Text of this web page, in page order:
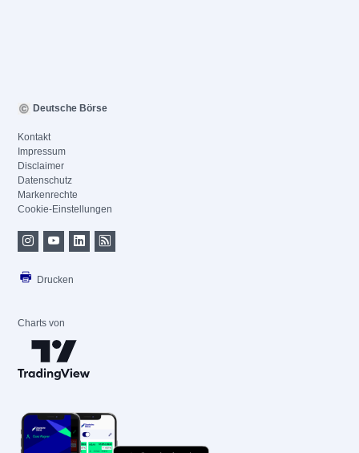
Deutsche Börse
Kontakt
Impressum
Disclaimer
Datenschutz
Markenrechte
Cookie-Einstellungen
Drucken
Charts von